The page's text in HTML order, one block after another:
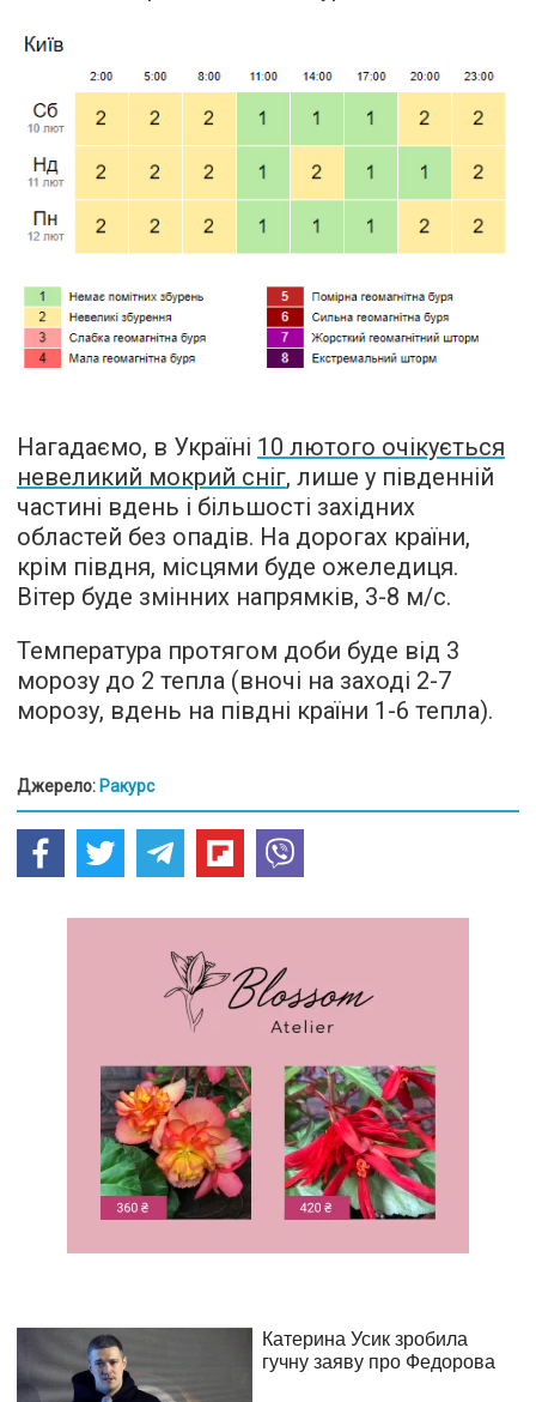
Нагадаємо, в Україні 10 лютого очікується
невеликий мокрий сніг, лише у південній
частині вдень і більшості західних
областей без опадів. На дорогах країни,
крім півдня, місцями буде ожеледиця.
Вітер буде змінних напрямків, 3-8 м/с.
Температура протягом доби буде від 3
морозу до 2 тепла (вночі на заході 2-7
морозу, вдень на півдні країни 1-6 тепла).
Джерело: Ракурс